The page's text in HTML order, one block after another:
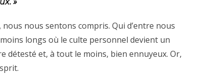
nous sentons compris. Qui d’entre nous
longs où le culte personnel devient un
détesté et, à tout le moins, bien ennuyeux. Or,